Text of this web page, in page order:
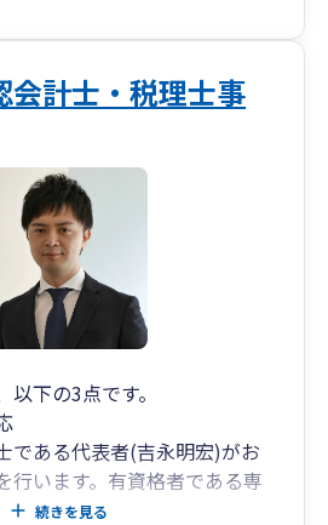
会計士・税理士事
下の3点です。
である代表者(吉永明宏)がお
行います。有資格者である専
で迅速かつ高品質なサービス
続きを見る